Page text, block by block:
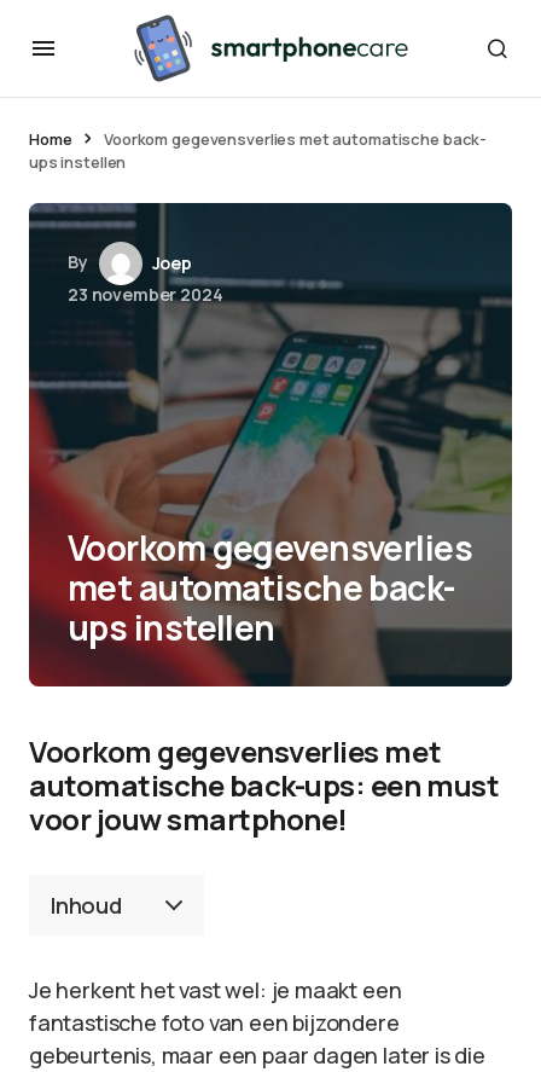
Home
Voorkom gegevensverlies met automatische back-
ups instellen
By
Joep
23 november 2024
Voorkom gegevensverlies
met automatische back-
ups instellen
Voorkom gegevensverlies met
automatische back-ups: een must
voor jouw smartphone!
Inhoud
Je herkent het vast wel: je maakt een
fantastische foto van een bijzondere
gebeurtenis, maar een paar dagen later is die